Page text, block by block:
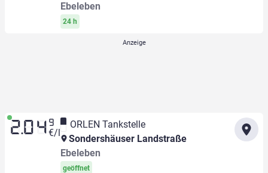
Ebeleben
24 h
2.04 9
€/l
ORLEN Tankstelle
Sondershäuser Landstraße
Ebeleben
geöffnet